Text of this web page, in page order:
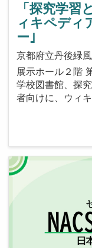
「探究学習
ィキペディ
ー｣
京都府立丹後緑
展示ホール２階
学校図書館、探
者向けに、ウィ